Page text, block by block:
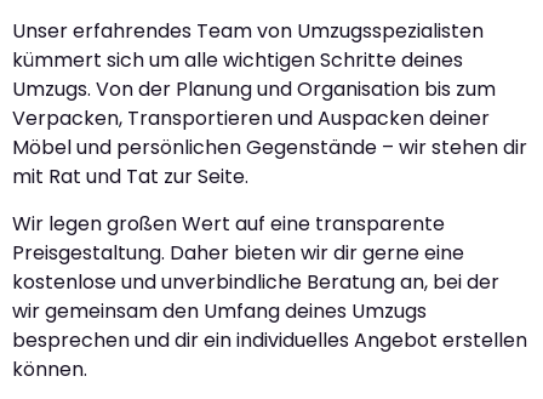
Unser erfahrendes Team von Umzugsspezialisten
kümmert sich um alle wichtigen Schritte deines
Umzugs. Von der Planung und Organisation bis zum
Verpacken, Transportieren und Auspacken deiner
Möbel und persönlichen Gegenstände – wir stehen dir
mit Rat und Tat zur Seite.
Wir legen großen Wert auf eine transparente
Preisgestaltung. Daher bieten wir dir gerne eine
kostenlose und unverbindliche Beratung an, bei der
wir gemeinsam den Umfang deines Umzugs
besprechen und dir ein individuelles Angebot erstellen
können.